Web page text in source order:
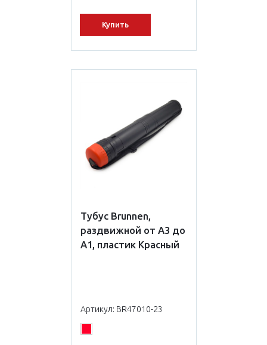
Купить
Тубус Brunnen,
раздвижной от А3 до
А1, пластик Красный
Артикул: BR47010-23